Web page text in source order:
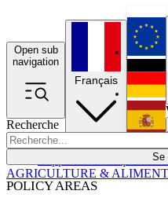
Open sub
navigation
Recherche
Se
POLICY AREAS
Français
AGRICULTURE &